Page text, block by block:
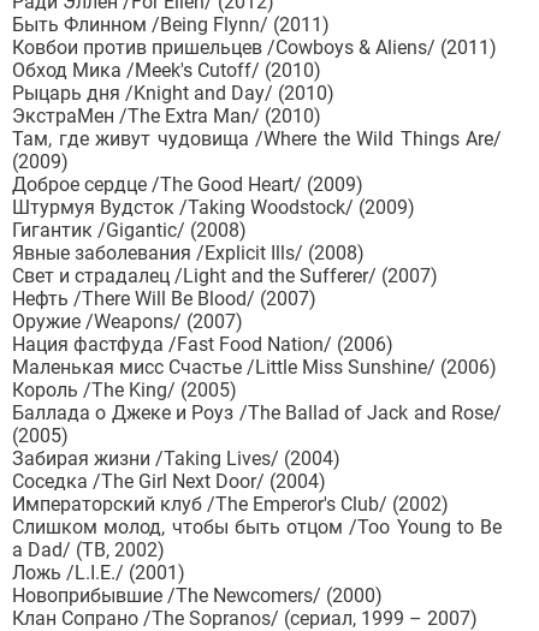
Быть Флинном /Being Flynn/ (2011)
Ковбои против пришельцев /Cowboys & Aliens/ (2011)
Обход Мика /Meek's Cutoff/ (2010)
Рыцарь дня /Knight and Day/ (2010)
ЭкстраМен /The Extra Man/ (2010)
Там, где живут чудовища /Where the Wild Things Are/
(2009)
Доброе сердце /The Good Heart/ (2009)
Штурмуя Вудсток /Taking Woodstock/ (2009)
Гигантик /Gigantic/ (2008)
Явные заболевания /Explicit Ills/ (2008)
Свет и страдалец /Light and the Sufferer/ (2007)
Нефть /There Will Be Blood/ (2007)
Оружие /Weapons/ (2007)
Нация фастфуда /Fast Food Nation/ (2006)
Маленькая мисс Счастье /Little Miss Sunshine/ (2006)
Король /The King/ (2005)
Баллада о Джеке и Роуз /The Ballad of Jack and Rose/
(2005)
Забирая жизни /Taking Lives/ (2004)
Соседка /The Girl Next Door/ (2004)
Императорский клуб /The Emperor's Club/ (2002)
Слишком молод, чтобы быть отцом /Too Young to Be
a Dad/ (ТВ, 2002)
Ложь /L.I.E./ (2001)
Новоприбывшие /The Newcomers/ (2000)
Клан Сопрано /The Sopranos/ (сериал, 1999 – 2007)